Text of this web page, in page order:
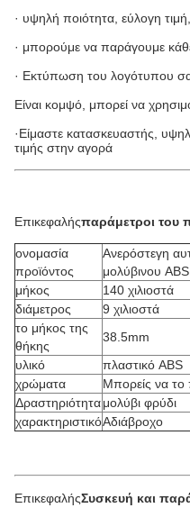
· υψηλή ποιότητα, εύλογη
· μπορούμε να παράγουμε
· Εκτύπωση του λογότυπου
Είναι κομψό, μπορεί να
·Είμαστε κατασκευαστής,
τιμής στην αγορά
Επικεφαλήςπαράμετροι του
ονομασία
προϊόντος
Ανερόστεγη
μολύβινου
μήκος
140 χιλιοστά
διάμετρος
9 χιλιοστά
το μήκος της
θήκης
38.5mm
υλικό
πλαστικό ABS
χρώματα
Μπορείς να το
Δραστηριότηταμολύβι φρύδι
χαρακτηριστικόΑδιάβροχο
ΕπικεφαλήςΣυσκευή και